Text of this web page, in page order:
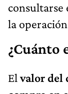
consultarse
la
¿Cuánto
Elvalor del